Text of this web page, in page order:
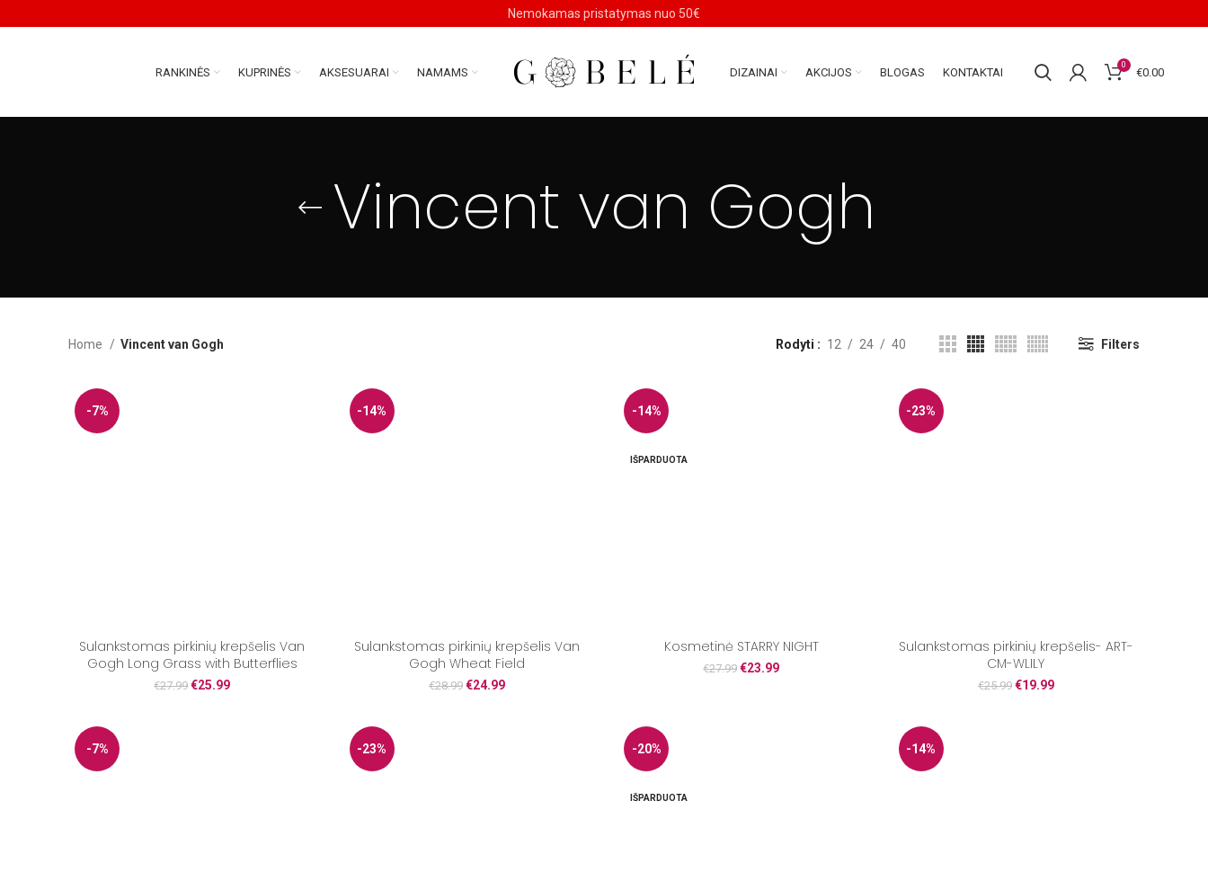
RANKINĖS KUPRINĖS AKSESUARAI NAMAMS DIZAINAI AKCIJOS BLOGAS KONTAKTAI
0
€0.00
Vincent van Gogh
Home Vincent van Gogh Rodyti 12 24 40 Filters
-7%
Sulankstomas pirkinių krepšelis Van
Gogh Long Grass with Butterflies
€27.99 €25.99
-14%
Sulankstomas pirkinių krepšelis Van
Gogh Wheat Field
€28.99 €24.99
-14%
IŠPARDUOTA
Kosmetinė STARRY NIGHT
€27.99 €23.99
-23%
Sulankstomas pirkinių krepšelis- ART-
CM-WLILY
€25.99 €19.99
-7% -23% -20%
IŠPARDUOTA
-14%
Nemokamas pristatymas nuo 50€